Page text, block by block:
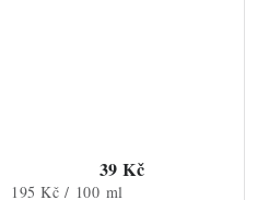
39 Kč
Měrná
195 Kč / 100 ml